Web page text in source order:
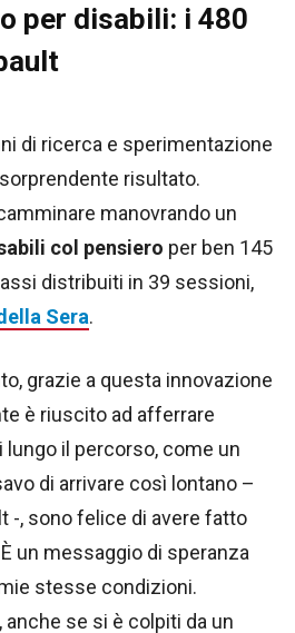
per disabili: i 480
di ricerca e sperimentazione
risultato.
manovrando un
col pensiero per ben 145
distribuiti in 39 sessioni,
Sera.
grazie a questa innovazione
è riuscito ad afferrare
il percorso, come un
di arrivare così lontano –
-, sono felice di avere fatto
un messaggio di speranza
stesse condizioni.
anche se si è colpiti da un